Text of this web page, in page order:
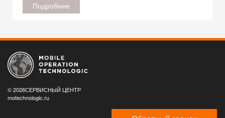
Подробнее
© 2026СЕРВИСНЫЙ ЦЕНТР
motechnologic.ru